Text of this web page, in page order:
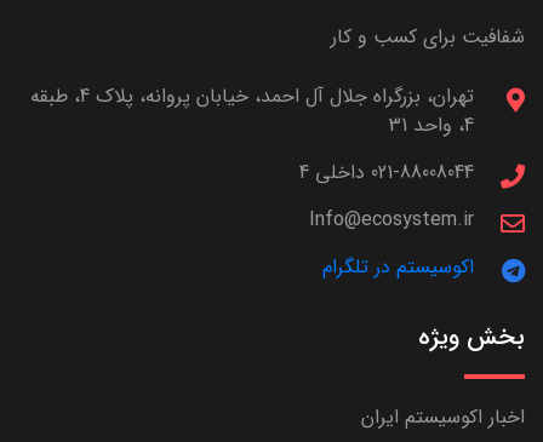
شفافیت برای کسب و کار
تهران، بزرگراه جلال آل احمد، خیابان پروانه، پلاک 4، طبقه
4، واحد 31
021-88008044 داخلی 4
Info@ecosystem.ir
اکوسیستم در تلگرام
بخش ویژه
اخبار اکوسیستم ایران